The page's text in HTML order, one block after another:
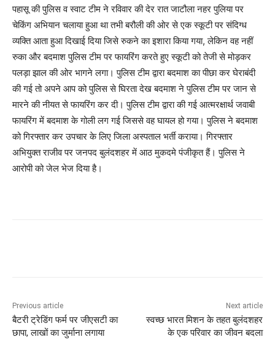
पहासू की पुलिस व स्वाट टीम ने रविवार की देर रात जाटौला नहर पुलिया पर
चेकिंग अभियान चलाया हुआ था तभी बरौली की ओर से एक स्कूटी पर संदिग्ध
व्यक्ति आता हुआ दिखाई दिया जिसे रुकने का इशारा किया गया, लेकिन वह नहीं
रुका और बदमाश पुलिस टीम पर फायरिंग करते हुए स्कूटी को तेजी से मोड़कर
पलड़ा झाल की ओर भागने लगा। पुलिस टीम द्वारा बदमाश का पीछा कर घेराबंदी
की गई तो अपने आप को पुलिस से घिरता देख बदमाश ने पुलिस टीम पर जान से
मारने की नीयत से फायरिंग कर दी। पुलिस टीम द्वारा की गई आत्मरक्षार्थ जवाबी
फायरिंग में बदमाश के गोली लग गई जिससे वह घायल हो गया। पुलिस ने बदमाश
को गिरफ्तार कर उपचार के लिए जिला अस्पताल भर्ती कराया। गिरफ्तार
अभियुक्त राजीव पर जनपद बुलंदशहर में आठ मुकदमे पंजीकृत हैं। पुलिस ने
आरोपी को जेल भेज दिया है।
Previous article
बैटरी ट्रेडिंग फर्म पर जीएसटी का
छापा, लाखों का जुर्माना लगाया
Next article
स्वच्छ भारत मिशन के तहत बुलंदशहर
के एक परिवार का जीवन बदला